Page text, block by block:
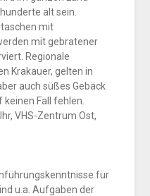
alt sein.
mit
mit gebratener
Regionale
Krakauer, gelten in
auch süßes Gebäck
Fall fehlen.
VHS-Zentrum Ost,
für
u.a. Aufgaben der